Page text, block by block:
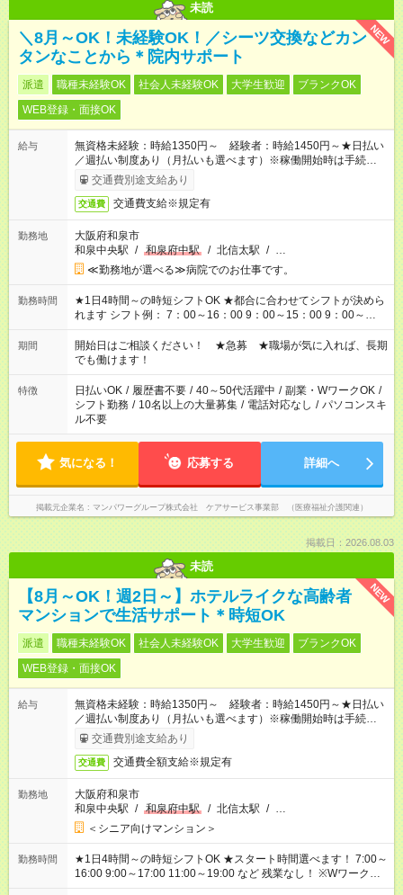
未読
NEW
＼8月～OK！未経験OK！／シーツ交換などカン
タンなことから＊院内サポート
派遣 職種未経験OK 社会人未経験OK 大学生歓迎
ブランクOK
WEB登録・面接OK
給与
無資格未経験：時給1350円～ 経験者：時給1450円～★日払い
／週払い制度あり（月払いも選べます）※稼働開始時は手続き完
了次第のお支払いとなります。
交通費別途支給あり
交通費 交通費支給※規定有
勤務地
大阪府和泉市
和泉中央駅 / 和泉府中駅 / 北信太駅 / …
≪勤務地が選べる≫病院でのお仕事です。
勤務時間
★1日4時間～の時短シフトOK ★都合に合わせてシフトが決めら
れます シフト例： 7：00～16：00 9：00～15：00 9：00～
18：00 11：00～20：00 など ※Wワークの場合、他のお仕事と
合わせ週40時間超の就業はご案内できません ※法令に基づき、
週20時間以上勤務は社会保険への加入対象となります ※労働者
派遣法（日雇い派遣の原則禁止）により、短時間・短期間の就
業はご案内が難しい場合があります
期間
開始日はご相談ください！ ★急募 ★職場が気に入れば、長期
でも働けます！
特徴 日払いOK / 履歴書不要 / 40～50代活躍中 / 副業・WワークOK /
シフト勤務 / 10名以上の大量募集 / 電話対応なし / パソコンスキ
ル不要
気になる！ 応募する 詳細へ
掲載元企業名 マンパワーグループ株式会社 ケアサービス事業部 （医療福祉介護関連）
掲載日：2026.08.03
未読
NEW
【8月～OK！週2日～】ホテルライクな高齢者
マンションで生活サポート＊時短OK
派遣 職種未経験OK 社会人未経験OK 大学生歓迎
ブランクOK
WEB登録・面接OK
給与
無資格未経験：時給1350円～ 経験者：時給1450円～★日払い
／週払い制度あり（月払いも選べます）※稼働開始時は手続き完
了次第のお支払いとなります。
交通費別途支給あり
交通費 交通費全額支給※規定有
勤務地
大阪府和泉市
和泉中央駅 / 和泉府中駅 / 北信太駅 / …
＜シニア向けマンション＞
勤務時間
★1日4時間～の時短シフトOK ★スタート時間選べます！ 7:00～
16:00 9:00～17:00 11:00～19:00 など 残業なし！ ※Wワークの
場合、他のお仕事と合わせ週40時間超の就業はご案内できませ